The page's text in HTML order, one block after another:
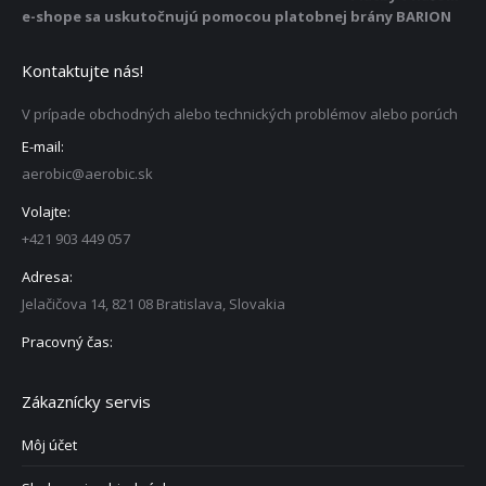
e-shope sa uskutočnujú pomocou platobnej brány BARION
Kontaktujte nás!
V prípade obchodných alebo technických problémov alebo porúch
E-mail:
aerobic@aerobic.sk
Volajte:
+421 903 449 057
Adresa:
Jelačičova 14, 821 08 Bratislava, Slovakia
Pracovný čas:
Zákaznícky servis
Môj účet